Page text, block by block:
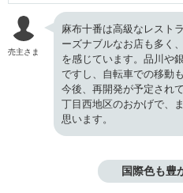
売主さま
麻布十番は高級なレスト
ーズナブルなお店も多く
を感じています。品川や
ですし、自転車での移動
今後、再開発が予定され
丁目西地区のおかげで、
思います。
国際色も豊